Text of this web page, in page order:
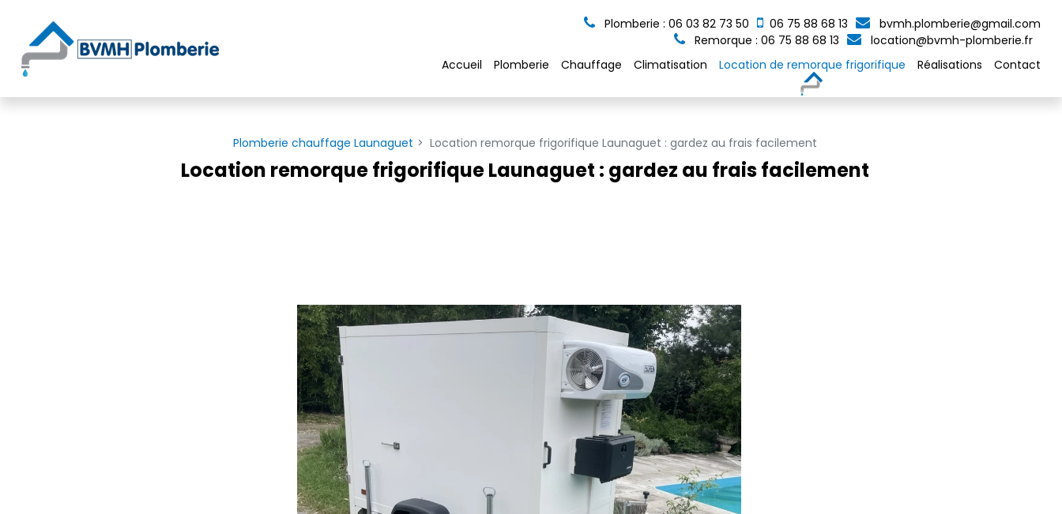
Plomberie : 06 03 82 73 50 06 75 88 68 13
bvmh.plomberie@gmail.com
Remorque : 06 75 88 68 13
location@bvmh-plomberie.fr
Accueil
Plomberie Chauffage Climatisation Location de remorque frigorifique Réalisations Contact
Plomberie chauffage Launaguet Location remorque frigorifique Launaguet : gardez au frais facilement
Location remorque frigorifique Launaguet : gardez au frais facilement